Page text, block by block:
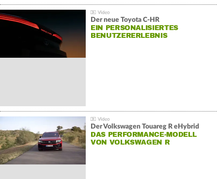
Der neue Toyota C-HR
EIN PERSONALISIERTES
BENUTZERERLEBNIS
Der Volkswagen Touareg R eHybrid
DAS PERFORMANCE-MODELL
VON VOLKSWAGEN R